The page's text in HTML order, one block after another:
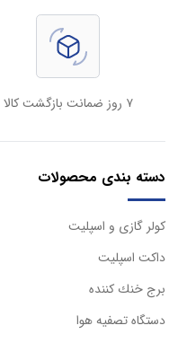
۷ روز ضمانت بازگشت کالا
دسته بندی محصولات
كولر گازی و اسپليت
داكت اسپليت
برج خنك كننده
دستگاه تصفيه هوا